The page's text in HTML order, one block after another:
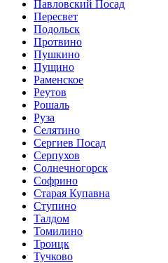
Павловский Посад
Пересвет
Подольск
Протвино
Пушкино
Пущино
Раменское
Реутов
Рошаль
Руза
Селятино
Сергиев Посад
Серпухов
Солнечногорск
Софрино
Старая Купавна
Ступино
Талдом
Томилино
Троицк
Тучково